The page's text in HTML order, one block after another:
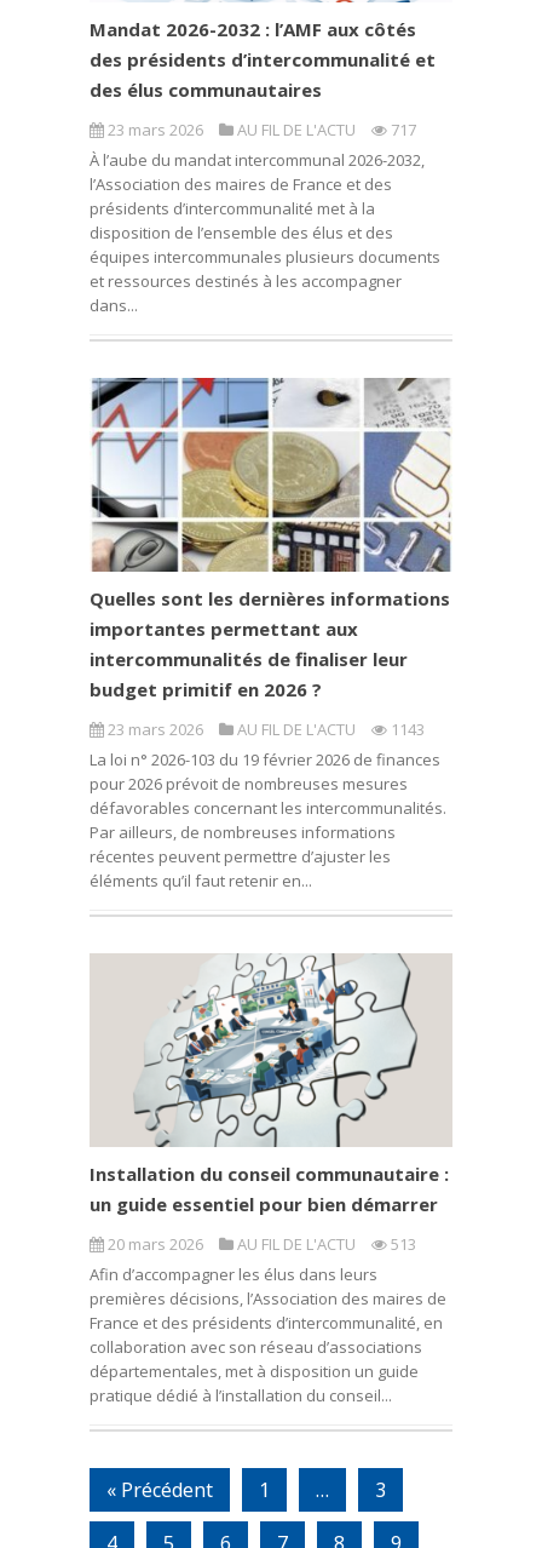
Mandat 2026-2032 : l’AMF aux côtés
des présidents d’intercommunalité et
des élus communautaires
23 mars 2026 AU FIL DE L'ACTU
717
À l’aube du mandat intercommunal 2026-2032,
l’Association des maires de France et des
présidents d’intercommunalité met à la
disposition de l’ensemble des élus et des
équipes intercommunales plusieurs documents
et ressources destinés à les accompagner
dans...
Quelles sont les dernières informations
importantes permettant aux
intercommunalités de finaliser leur
budget primitif en 2026 ?
23 mars 2026 AU FIL DE L'ACTU
1143
La loi n° 2026-103 du 19 février 2026 de finances
pour 2026 prévoit de nombreuses mesures
défavorables concernant les intercommunalités.
Par ailleurs, de nombreuses informations
récentes peuvent permettre d’ajuster les
éléments qu’il faut retenir en...
Installation du conseil communautaire :
un guide essentiel pour bien démarrer
20 mars 2026 AU FIL DE L'ACTU
513
Afin d’accompagner les élus dans leurs
premières décisions, l’Association des maires de
France et des présidents d’intercommunalité, en
collaboration avec son réseau d’associations
départementales, met à disposition un guide
pratique dédié à l’installation du conseil...
« Précédent 1 …
3